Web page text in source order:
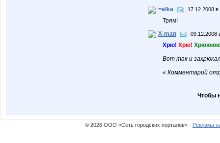
=elka
17.12.2008 в
Трям!
X-man
09.12.2008
Хрю! Хрю!
Вот так и
« Комментарий
Чтобы
© 2026 ООО «Сеть городских порталов» · Реклама